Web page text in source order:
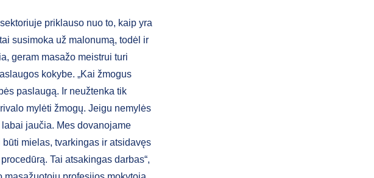
priklauso nuo to, kaip yra
susimoka už malonumą, todėl ir
geram masažo meistrui turi
kokybe. „Kai žmogus
paslaugą. Ir neužtenka tik
mylėti žmogų. Jeigu nemylės
jaučia. Mes dovanojame
mielas, tvarkingas ir atsidavęs
Tai atsakingas darbas“,